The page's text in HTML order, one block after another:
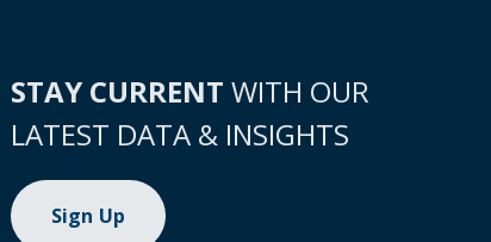
STAY CURRENT WITH OUR
LATEST DATA & INSIGHTS
Sign Up